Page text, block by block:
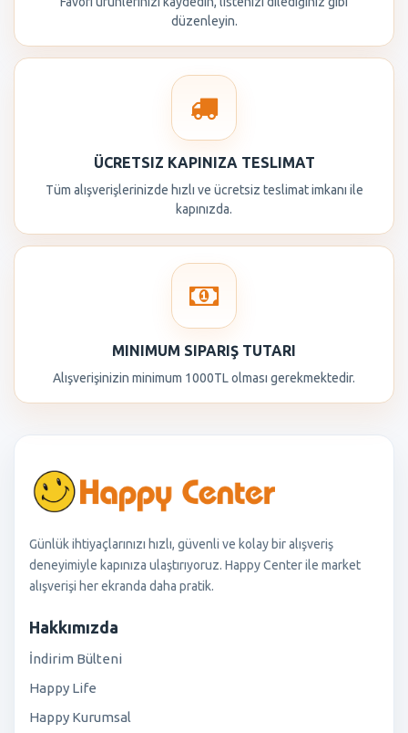
düzenleyin.
ÜCRETSIZ KAPINIZA TESLIMAT
Tüm alışverişlerinizde hızlı ve ücretsiz teslimat imkanı ile
kapınızda.
MINIMUM SIPARIŞ TUTARI
Alışverişinizin minimum 1000TL olması gerekmektedir.
Günlük ihtiyaçlarınızı hızlı, güvenli ve kolay bir alışveriş
deneyimiyle kapınıza ulaştırıyoruz. Happy Center ile market
alışverişi her ekranda daha pratik.
Hakkımızda
İndirim Bülteni
Happy Life
Happy Kurumsal